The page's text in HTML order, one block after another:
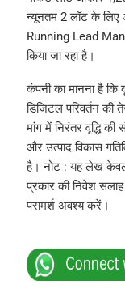
न्यूनतम 2 लॉट के लिए
Running Lead
किया जा रहा है।
कंपनी का मानना है कि
डिजिटल परिवर्तन की
मांग में निरंतर वृद्धि
और उत्पाद विकास
है। नोट : यह लेख केवल
प्रकार की निवेश
परामर्श अवश्य करें।